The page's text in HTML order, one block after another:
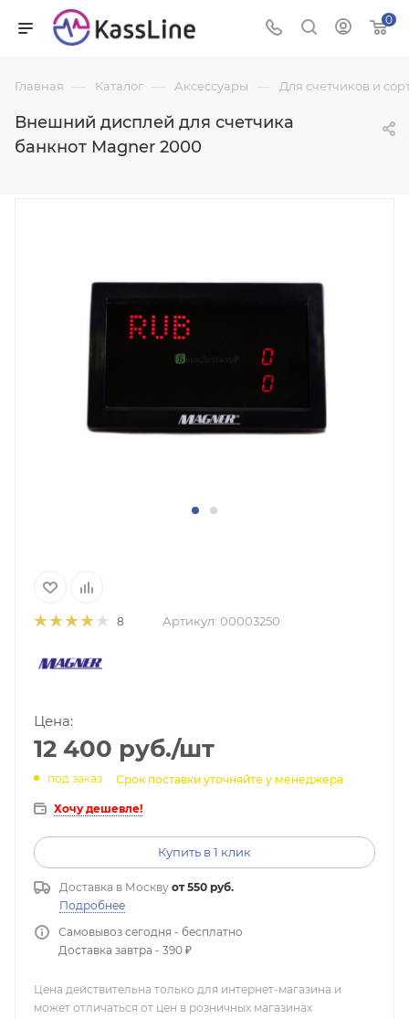
0
Главная — Каталог — Аксессуары — Для счетчиков и
Внешний дисплей для счетчика
банкнот Magner 2000
8 Артикул: 00003250
Цена:
12 400 руб./шт
под заказ Срок поставки уточняйте у менеджера
Хочу дешевле!
Купить в 1 клик
Доставка в Москву от 550 руб.
Подробнее
Самовывоз сегодня - бесплатно
Доставка завтра - 390 ₽
Цена действительна только для интернет-магазина и
может отличаться от цен в розничных магазинах